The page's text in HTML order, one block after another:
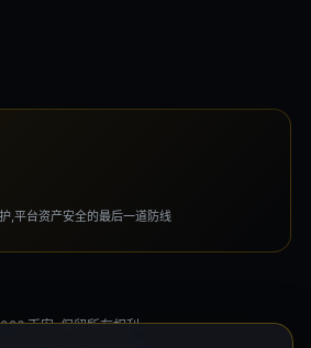
,平台资产安全的最后一道防线
币安. 保留所有权利。